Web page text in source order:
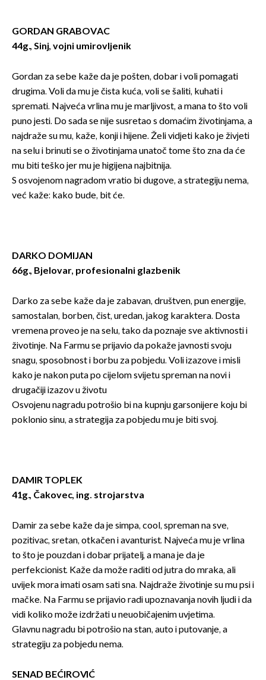
GORDAN GRABOVAC
44g., Sinj, vojni umirovljenik
Gordan za sebe kaže da je pošten, dobar i voli pomagati
drugima. Voli da mu je čista kuća, voli se šaliti, kuhati i
spremati. Najveća vrlina mu je marljivost, a mana to što voli
puno jesti. Do sada se nije susretao s domaćim životinjama, a
najdraže su mu, kaže, konji i hijene. Želi vidjeti kako je živjeti
na selu i brinuti se o životinjama unatoč tome što zna da će
mu biti teško jer mu je higijena najbitnija.
S osvojenom nagradom vratio bi dugove, a strategiju nema,
već kaže: kako bude, bit će.
DARKO DOMIJAN
66g., Bjelovar, profesionalni glazbenik
Darko za sebe kaže da je zabavan, društven, pun energije,
samostalan, borben, čist, uredan, jakog karaktera. Dosta
vremena proveo je na selu, tako da poznaje sve aktivnosti i
životinje. Na Farmu se prijavio da pokaže javnosti svoju
snagu, sposobnost i borbu za pobjedu. Voli izazove i misli
kako je nakon puta po cijelom svijetu spreman na novi i
drugačiji izazov u životu
Osvojenu nagradu potrošio bi na kupnju garsonijere koju bi
poklonio sinu, a strategija za pobjedu mu je biti svoj.
DAMIR TOPLEK
41g., Čakovec, ing. strojarstva
Damir za sebe kaže da je simpa, cool, spreman na sve,
pozitivac, sretan, otkačen i avanturist. Najveća mu je vrlina
to što je pouzdan i dobar prijatelj, a mana je da je
perfekcionist. Kaže da može raditi od jutra do mraka, ali
uvijek mora imati osam sati sna. Najdraže životinje su mu psi i
mačke. Na Farmu se prijavio radi upoznavanja novih ljudi i da
vidi koliko može izdržati u neuobičajenim uvjetima.
Glavnu nagradu bi potrošio na stan, auto i putovanje, a
strategiju za pobjedu nema.
SENAD BEĆIROVIĆ